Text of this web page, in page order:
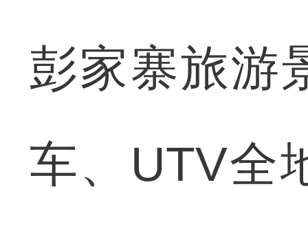
彭家寨旅游
车、UTV全